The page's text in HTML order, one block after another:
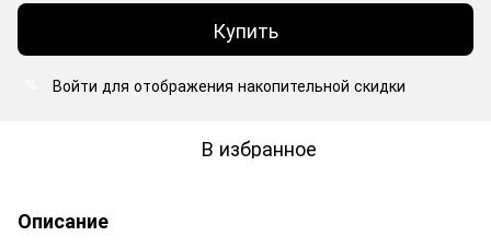
Купить
Войти для отображения накопительной скидки
В избранное
Описание